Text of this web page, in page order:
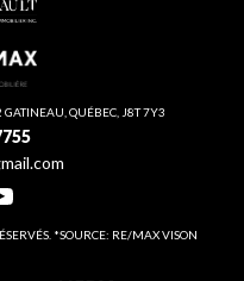
QUÉBEC, J8T 7Y3
*SOURCE: RE/MAX VISON